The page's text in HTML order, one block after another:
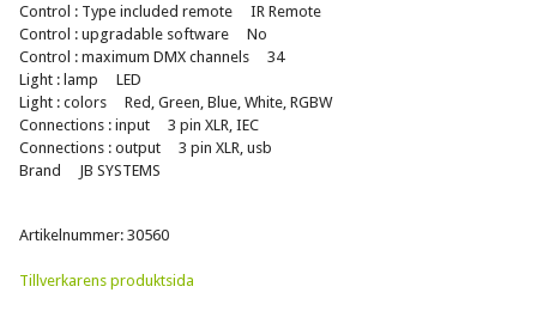
Control : Type included remote IR Remote
Control : upgradable software No
Control : maximum DMX channels 34
Light : lamp LED
Light : colors Red, Green, Blue, White, RGBW
Connections : input 3 pin XLR, IEC
Connections : output 3 pin XLR, usb
Brand JB SYSTEMS
Artikelnummer: 30560
Tillverkarens produktsida